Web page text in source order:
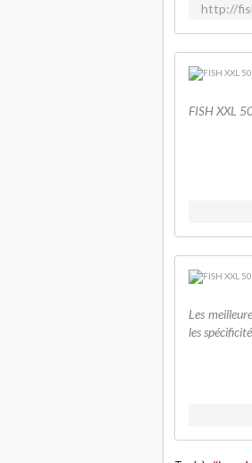
http://
FISH XXL
Les
les